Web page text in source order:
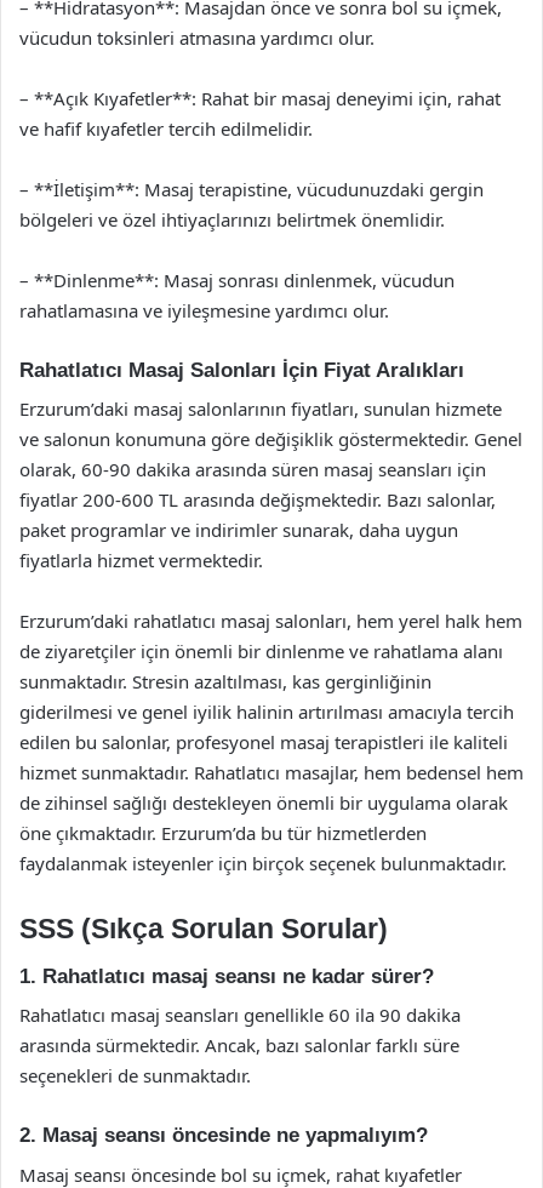
– **Hidratasyon**: Masajdan önce ve sonra bol su içmek,
vücudun toksinleri atmasına yardımcı olur.
– **Açık Kıyafetler**: Rahat bir masaj deneyimi için, rahat
ve hafif kıyafetler tercih edilmelidir.
– **İletişim**: Masaj terapistine, vücudunuzdaki gergin
bölgeleri ve özel ihtiyaçlarınızı belirtmek önemlidir.
– **Dinlenme**: Masaj sonrası dinlenmek, vücudun
rahatlamasına ve iyileşmesine yardımcı olur.
Rahatlatıcı Masaj Salonları İçin Fiyat Aralıkları
Erzurum’daki masaj salonlarının fiyatları, sunulan hizmete
ve salonun konumuna göre değişiklik göstermektedir. Genel
olarak, 60-90 dakika arasında süren masaj seansları için
fiyatlar 200-600 TL arasında değişmektedir. Bazı salonlar,
paket programlar ve indirimler sunarak, daha uygun
fiyatlarla hizmet vermektedir.
Erzurum’daki rahatlatıcı masaj salonları, hem yerel halk hem
de ziyaretçiler için önemli bir dinlenme ve rahatlama alanı
sunmaktadır. Stresin azaltılması, kas gerginliğinin
giderilmesi ve genel iyilik halinin artırılması amacıyla tercih
edilen bu salonlar, profesyonel masaj terapistleri ile kaliteli
hizmet sunmaktadır. Rahatlatıcı masajlar, hem bedensel hem
de zihinsel sağlığı destekleyen önemli bir uygulama olarak
öne çıkmaktadır. Erzurum’da bu tür hizmetlerden
faydalanmak isteyenler için birçok seçenek bulunmaktadır.
SSS (Sıkça Sorulan Sorular)
1. Rahatlatıcı masaj seansı ne kadar sürer?
Rahatlatıcı masaj seansları genellikle 60 ila 90 dakika
arasında sürmektedir. Ancak, bazı salonlar farklı süre
seçenekleri de sunmaktadır.
2. Masaj seansı öncesinde ne yapmalıyım?
Masaj seansı öncesinde bol su içmek, rahat kıyafetler